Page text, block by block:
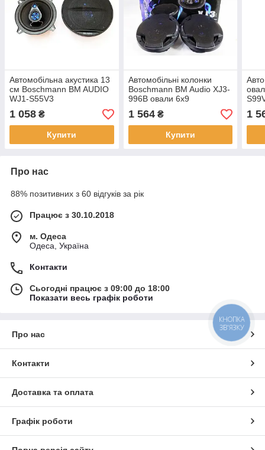
Автомобільна акустика 13
см Boschmann BM AUDIO
WJ1-S55V3
1 058 ₴
Купити
Автомобільні колонки
Boschmann BM Audio XJ3-
996B овали 6x9
1 564₴
Купити
1
Про нас
88% позитивних з 60 відгуків за рік
Працює з 30.10.2018
м. Одеса
Одеса, Україна
Контакти
Сьогодні працює з 09:00 до 18:00
Показати весь графік роботи
Про нас
Контакти
Доставка та оплата
Графік роботи
КНОПКА
ЗВ'ЯЗКУ